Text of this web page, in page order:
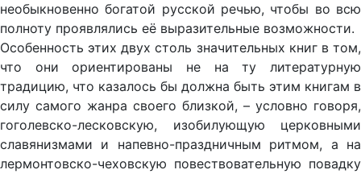
необыкновенно богатой русской речью, чтобы во всю
полноту проявлялись её выразительные возможности.
Особенность этих двух столь значительных книг в том,
что они ориентированы не на ту литературную
традицию, что казалось бы должна быть этим книгам в
силу самого жанра своего близкой, – условно говоря,
гоголевско-лесковскую, изобилующую церковными
славянизмами и напевно-праздничным ритмом, а на
лермонтовско-чеховскую повествовательную повадку